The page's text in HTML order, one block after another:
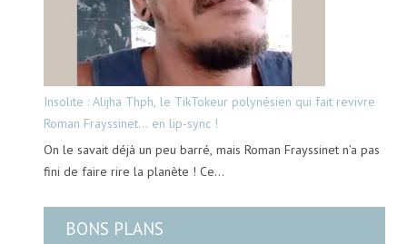
Insolite : Alijha Thph, le TikTokeur polynésien qui fait revivre
Roman Frayssinet… en lip-sync !
On le savait déjà un peu barré, mais Roman Frayssinet n’a pas
fini de faire rire la planète ! Ce…
BONS PLANS